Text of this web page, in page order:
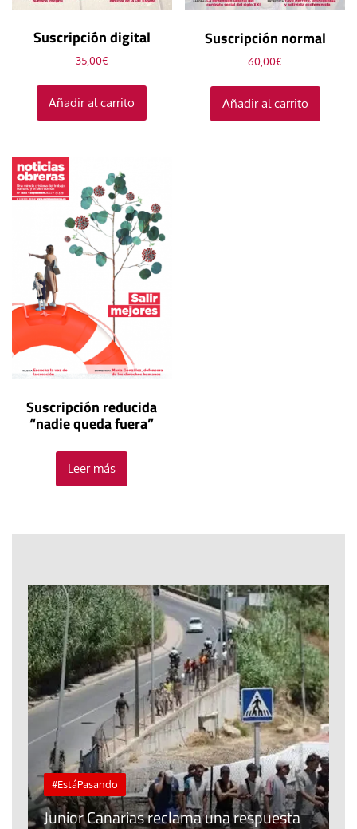
Suscripción digital
35,00€
Añadir al carrito
Suscripción normal
60,00€
Añadir al carrito
Suscripción reducida
“nadie queda fuera”
Leer más
#EstáPasando
Junior Canarias reclama una respuesta